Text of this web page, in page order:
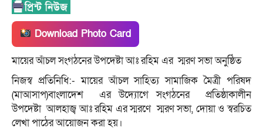
Download Photo Card
মায়ের আঁচল সংগঠনের উপদেষ্টা আঃ রহিম এর স্মরণ সভা অনুষ্ঠিত
নিজস্ব প্রতিনিধি:- মায়ের আঁচল সাহিত্য সামাজিক মৈত্রী পরিষদ
(মাআসাপ)বাংলাদেশ এর উদ্যোগে সংগঠনের প্রতিষ্ঠাকালীন
উপদেষ্টা আলহাজ্ব আঃ রহিম এর স্মরণে স্মরণ সভা, দোয়া ও স্বরচিত
লেখা পাঠের আয়োজন করা হয়।